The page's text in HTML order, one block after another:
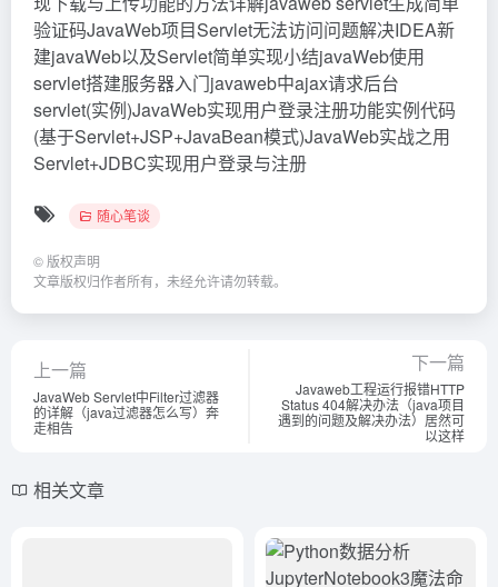
验证码JavaWeb项目Servlet无法访问问题解决IDEA新
建javaWeb以及Servlet简单实现小结javaWeb使用
servlet搭建服务器入门javaweb中ajax请求后台
servlet(实例)JavaWeb实现用户登录注册功能实例代码
(基于Servlet+JSP+JavaBean模式)JavaWeb实战之用
Servlet+JDBC实现用户登录与注册
随心笔谈
© 版权声明
文章版权归作者所有，未经允许请勿转载。
上一篇
JavaWeb Servlet中Filter过滤器
的详解（java过滤器怎么写）奔
走相告
下一篇
Javaweb工程运行报错HTTP
Status 404解决办法（java项目
遇到的问题及解决办法）居然可
以这样
相关文章